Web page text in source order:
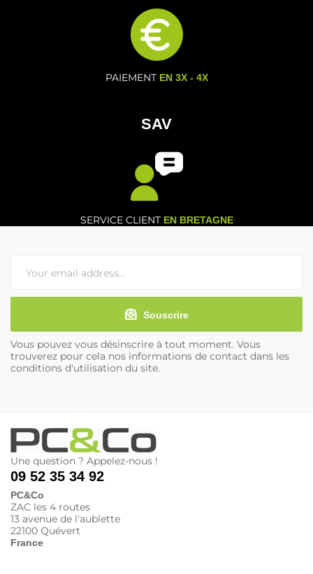
PAIEMENT EN 3X - 4X
SAV
SERVICE CLIENT EN BRETAGNE
Souscrire
Vous pouvez vous désinscrire à tout moment. Vous
trouverez pour cela nos informations de contact dans les
conditions d'utilisation du site.
Une question ? Appelez-nous !
09 52 35 34 92
PC&Co
ZAC les 4 routes
13 avenue de l'aublette
22100 Quévert
France